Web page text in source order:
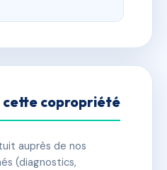
cette copropriété
auprès de nos
(diagnostics,